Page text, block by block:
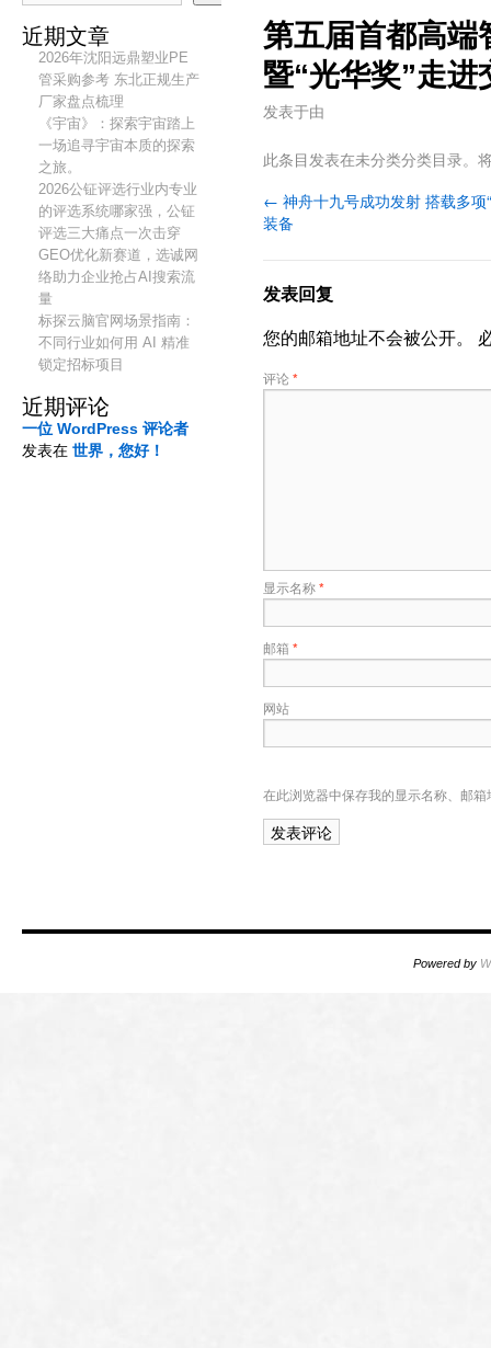
近期文章
2026年沈阳远鼎塑业PE
管采购参考 东北正规生产
厂家盘点梳理
《宇宙》：探索宇宙踏上
一场追寻宇宙本质的探索
之旅。
2026公钲评选行业内专业
的评选系统哪家强，公钲
评选三大痛点一次击穿
GEO优化新赛道，选诚网
络助力企业抢占AI搜索流
量
标探云脑官网场景指南：
不同行业如何用 AI 精准
锁定招标项目
近期评论
一位 WordPress 评论者
发表在 世界，您好！
第五届首都高端
暨“光华奖”走进
发表于由
此条目发表在未分类分类目录。
← 神舟十九号成功发射 搭载多项
装备
发表回复
您的邮箱地址不会被公开。
评论*
显示名称*
邮箱 *
网站
在此浏览器中保存我的显示名称、邮
Powered by